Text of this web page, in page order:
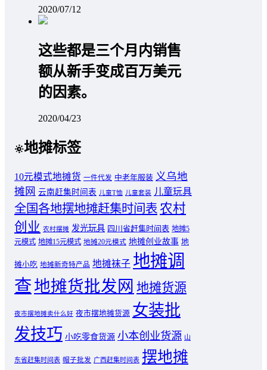
2020/07/12
这些都是三个月内销售
额从新手变成百万美元
的因素。
2020/04/23
地摊标签
10元模式地摊货 一件代发 中老年服装 义乌地
摊网 云南赶集时间表 儿童T恤 儿童套装 儿童玩具
全国各地摆地摊赶集时间表 农村
创业 农村摆摊 发光玩具 四川省赶集时间表 地摊5
元模式 地摊15元模式 地摊20元模式 地摊创业故事 地
摊小吃 地摊新奇特产品 地摊袜子 地摊调
查地摊货批发网 地摊货源
夜市摆地摊卖什么好 夜市摆地摊货源 女装批
发技巧 小吃零食货源 小本创业货源 山
东省赶集时间表 帽子批发 广西赶集时间表 摆地摊